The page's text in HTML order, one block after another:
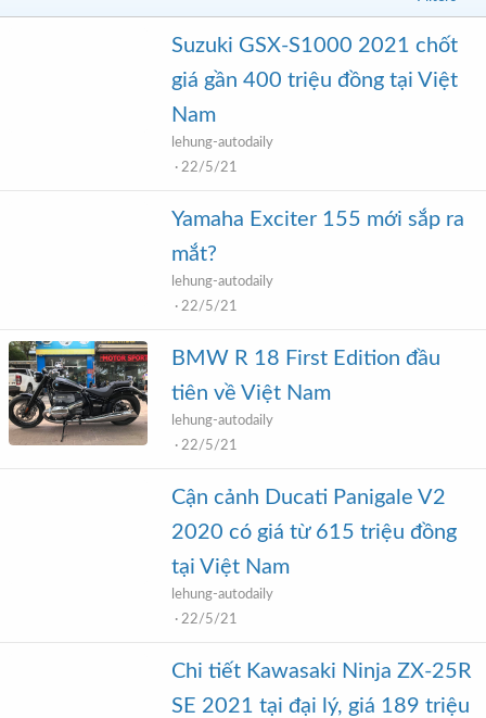
Suzuki GSX-S1000 2021 chốt
giá gần 400 triệu đồng tại Việt
Nam
lehung-autodaily
22/5/21
Yamaha Exciter 155 mới sắp ra
mắt?
lehung-autodaily
22/5/21
BMW R 18 First Edition đầu
tiên về Việt Nam
lehung-autodaily
22/5/21
Cận cảnh Ducati Panigale V2
2020 có giá từ 615 triệu đồng
tại Việt Nam
lehung-autodaily
22/5/21
Chi tiết Kawasaki Ninja ZX-25R
SE 2021 tại đại lý, giá 189 triệu